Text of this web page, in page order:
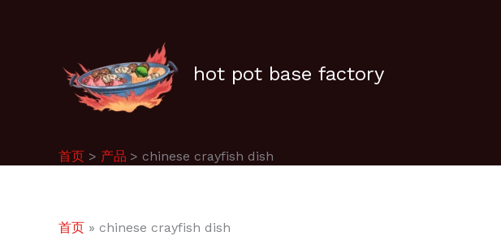
hot pot base factory
首页 产品 chinese crayfish dish
首页 » chinese crayfish dish